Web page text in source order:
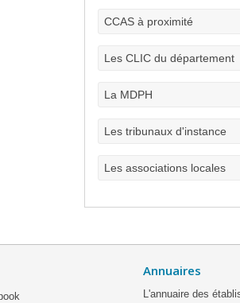
CCAS à proximité
Les CLIC du département
La MDPH
Les tribunaux d'instance
Les associations locales
Annuaires
L'annuaire des